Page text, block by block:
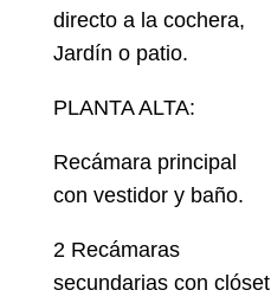
directo a la cochera,
Jardín o patio.
PLANTA ALTA:
Recámara principal
con vestidor y baño.
2 Recámaras
secundarias con clóset